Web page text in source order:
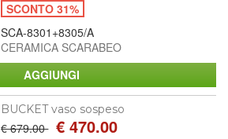
SCONTO 31%
SCA-8301+8305/A
CERAMICA SCARABEO
BUCKET vaso sospeso
€ 679.00 € 470.00